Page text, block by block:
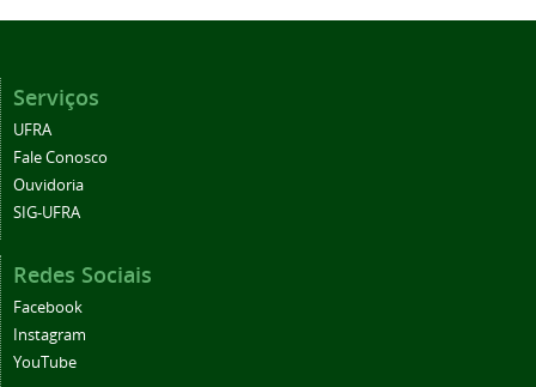
Serviços
UFRA
Fale Conosco
Ouvidoria
SIG-UFRA
Redes Sociais
Facebook
Instagram
YouTube